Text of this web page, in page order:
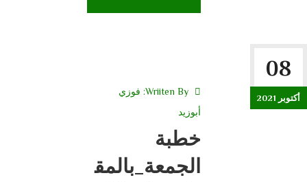
08
أكتوبر 2021
Wriiten By: فوزي
أبوزيد
خطبة
الجمعة_بالمق